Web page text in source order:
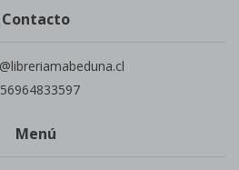
Contacto
Menú